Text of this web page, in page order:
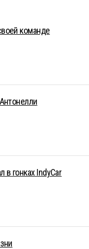
команде
гонках IndyCar